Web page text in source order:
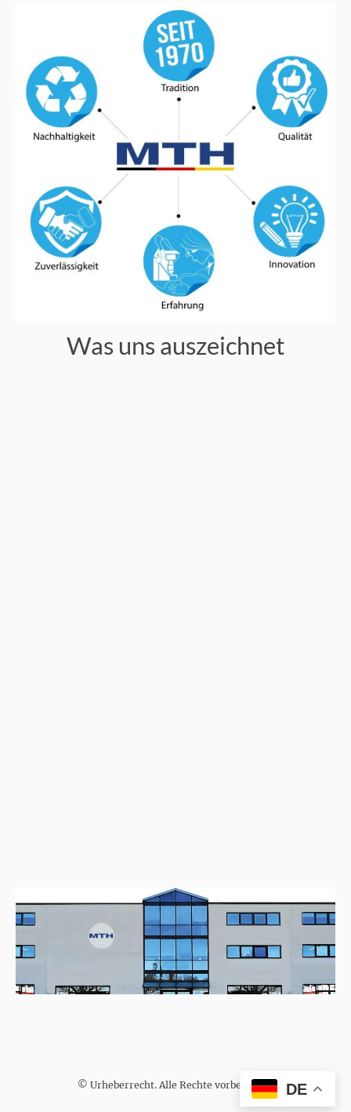
Was uns auszeichnet
© Urheberrecht. Alle Rechte vorbehalten. DE